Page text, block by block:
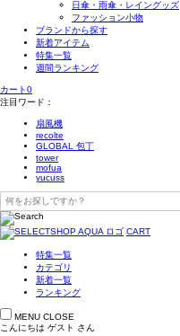
日傘・雨傘・レイングッズ
ファッション小物
ブランドから探す
新着アイテム
特集一覧
週間ランキング
カート0
注目ワード：
扇風機
recolte
GLOBAL 包丁
tower
mofua
yucuss
CART
特集一覧
カテゴリ
新着一覧
ランキング
MENU CLOSE
こんにちは ゲスト さん